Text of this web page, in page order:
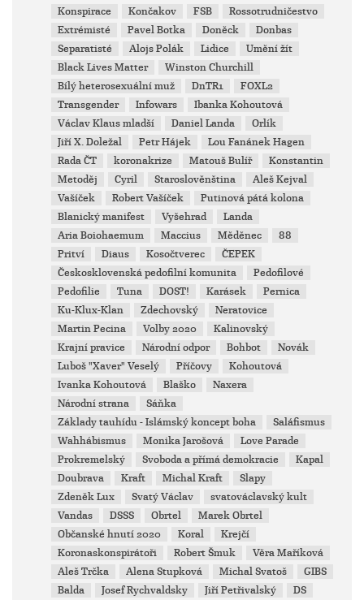
Konspirace
Končakov FSB
Rossotrudničestvo
Extrémisté
Pavel Botka Doněck
Donbas
Separatisté
Alojs Polák Lidice
Umění žít
Black Lives Matter
Winston Churchill
Bílý heterosexuální muž
DnTR1
FOXL2
Transgender
Infowars
Ibanka Kohoutová
Václav Klaus mladší
Daniel Landa
Orlík
Jiří X. Doležal
Petr Hájek
Lou Fanánek Hagen
Rada ČT
koronakrize Matouš Bulíř
Konstantin
Metoděj
Cyril Staroslověnština
Aleš Kejval
Vašíček
Robert Vašíček
Putinová pátá kolona
Blanický manifest
Vyšehrad
Landa
Aria Boiohaemum
Maccius Měděnec
88
Pritví
Diaus Kosočtverec
ČEPEK
Českosklovenská pedofilní komunita
Pedofilové
Pedofilie
Tuna DOST! Karásek
Pernica
Ku-Klux-Klan
Zdechovský
Neratovice
Martin Pecina
Volby 2020
Kalinovský
Krajní pravice
Národní odpor Bohbot
Novák
Luboš "Xaver" Veselý
Příčovy
Kohoutová
Ivanka Kohoutová
Blaško
Naxera
Národní strana
Sáňka
Základy tauhídu - Islámský koncept boha
Saláfismus
Wahhábismus
Monika Jarošová
Love Parade
Prokremelský
Svoboda a přímá demokracie
Kapal
Doubrava
Kraft Michal Kraft
Slapy
Zdeněk Lux
Svatý Václav
svatováclavský kult
Vandas
DSSS Obrtel
Marek Obrtel
Občanské hnutí 2020
Koral
Krejčí
Koronaskonspirátoři
Robert Šmuk
Věra Maříková
Aleš Trčka
Alena Stupková Michal Svatoš
GIBS
Balda
Josef Rychvaldsky Jiří Petřivalský DS